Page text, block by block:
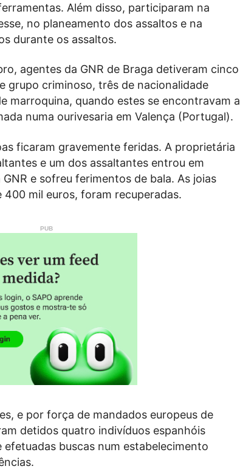
Além disso, participaram na
no planeamento dos assaltos e na
durante os assaltos.
agentes da GNR de Braga detiveram cinco
grupo criminoso, três de nacionalidade
marroquina, quando estes se encontravam a
numa ourivesaria em Valença (Portugal).
ficaram gravemente feridas. A proprietária
e um dos assaltantes entrou em
e sofreu ferimentos de bala. As joias
400 mil euros, foram recuperadas.
e por força de mandados europeus de
detidos quatro indivíduos espanhóis
buscas num estabelecimento